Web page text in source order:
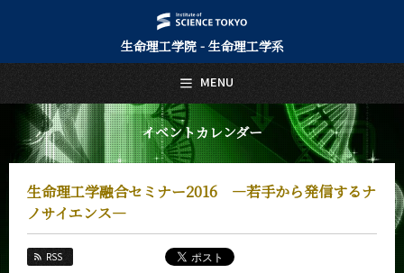
生命理工学院 - 生命理工学系
イベントカレンダー
生命理工学融合セミナー2016 ―若手から発信するナ
ノサイエンス―
RSS
MENU
日本語 English
トップページ
Top Page
生命理工学系について
About Us
教育
Education
教員・研究室
Faculty and Laboratories